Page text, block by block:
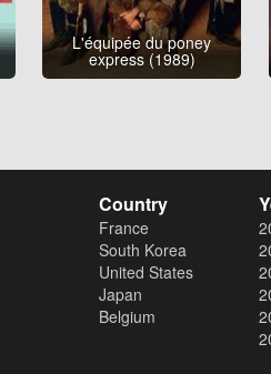
L'équipée du poney
express (1989)
Country
France
South Korea
United States
Japan
Belgium